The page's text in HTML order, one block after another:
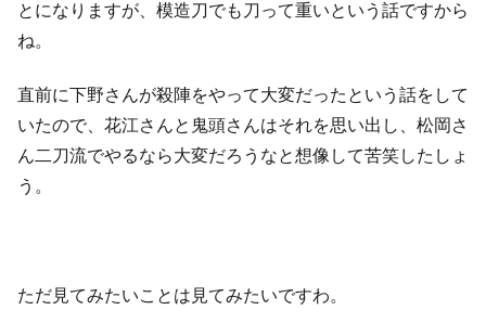
とになりますが、模造刀でも刀って重いという話ですから
ね。
直前に下野さんが殺陣をやって大変だったという話をして
いたので、花江さんと鬼頭さんはそれを思い出し、松岡さ
ん二刀流でやるなら大変だろうなと想像して苦笑したしょ
う。
ただ見てみたいことは見てみたいですわ。